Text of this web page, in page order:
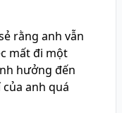
rằng anh vẫn
mất đi một
hưởng đến
anh quá